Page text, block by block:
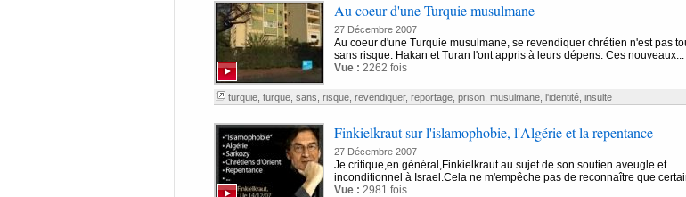
Au coeur d'une Turquie musulmane
27 Décembre 2007
Au coeur d'une Turquie musulmane, se revendiquer chrétien n'est pas
sans risque. Hakan et Turan l'ont appris à leurs dépens. Ces nouveaux...
Vue : 2262 fois
turquie, turque, sans risque, revendiquer, reportage, prison, musulmane, l'identité, insulte
Finkielkraut sur l'islamophobie, l'Algérie et la repentance
27 Décembre 2007
Je critique,en général,Finkielkraut au sujet de son soutien aveugle et
inconditionnel à Israel.Cela ne m'empêche pas de reconnaître que
Vue : 2981 fois